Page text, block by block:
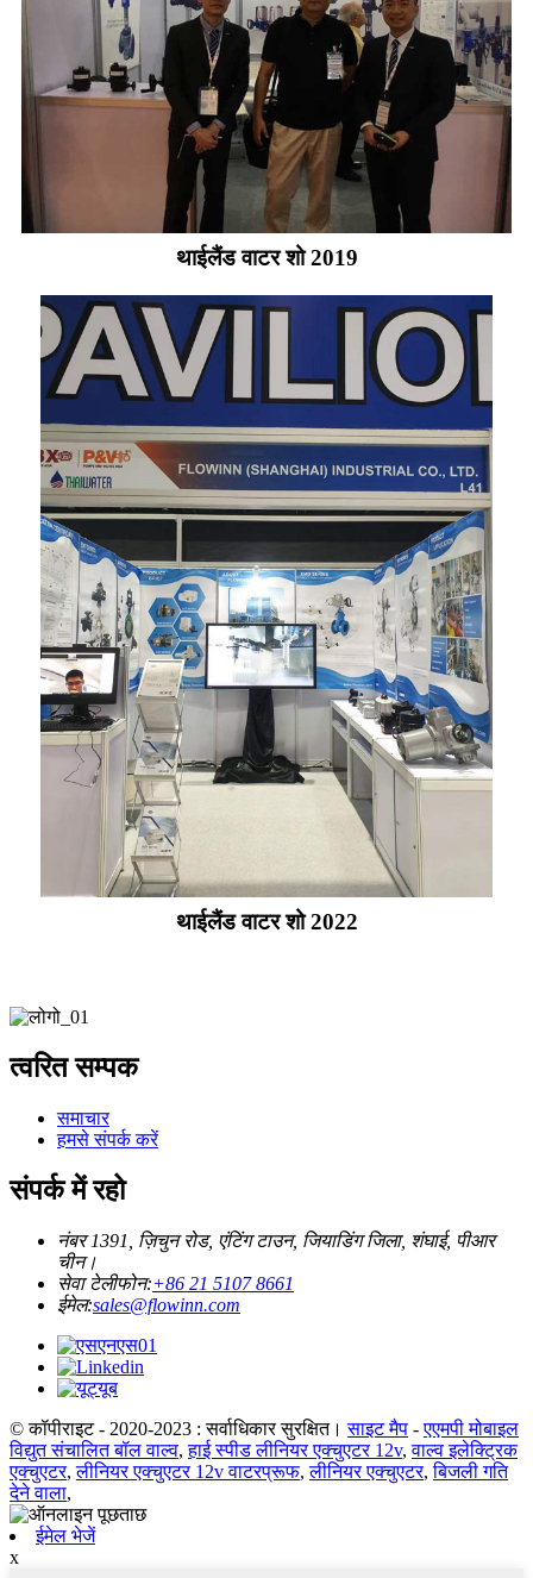
थाईलैंड वाटर शो 2019
थाईलैंड वाटर शो 2022
त्वरित सम्पक
समाचार
हमसे संपर्क करें
संपर्क में रहो
नंबर 1391, ज़िचुन रोड, एंटिंग टाउन, जियाडिंग जिला, शंघाई, पीआर
चीन।
सेवा टेलीफोन:+86 21 5107 8661
ईमेल:sales@flowinn.com
© कॉपीराइट - 2020-2023 : सर्वाधिकार सुरक्षित। साइट मैप -एएमपी मोबाइल
विद्युत संचालित बॉल वाल्व,हाई स्पीड लीनियर एक्चुएटर 12v,वाल्व इलेक्ट्रिक
एक्चुएटर,लीनियर एक्चुएटर 12v वाटरप्रूफ,लीनियर एक्चुएटर,बिजली गति
देने वाला,
ईमेल भेजें
x